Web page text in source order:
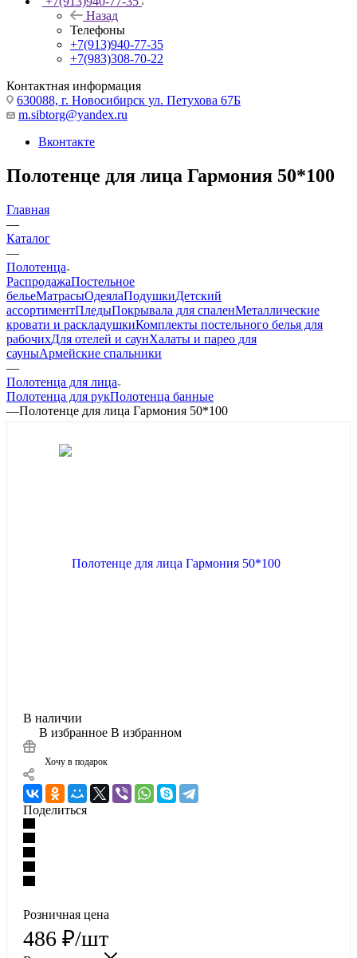
Назад
Телефоны
+7(913)940-77-35
+7(983)308-70-22
Контактная информация
630088, г. Новосибирск ул. Петухова 67Б
m.sibtorg@yandex.ru
Вконтакте
Полотенце для лица Гармония 50*100
Главная
—
Каталог
—
Полотенца
РаспродажаПостельное
бельеМатрасыОдеялаПодушкиДетский
ассортиментПледыПокрывала для спаленМеталлические
кровати и раскладушкиКомплекты постельного белья для
рабочихДля отелей и саунХалаты и парео для
сауныАрмейские спальники
—
Полотенца для лица
Полотенца для рукПолотенца банные
—Полотенце для лица Гармония 50*100
В наличии
В избранное В избранном
Хочу в подарок
Поделиться
Розничная цена
486 ₽/шт